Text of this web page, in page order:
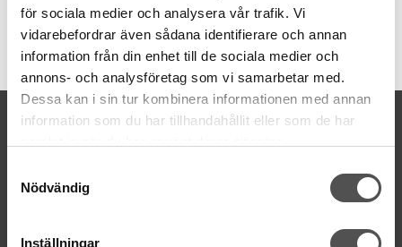
för sociala medier och analysera vår trafik. Vi
vidarebefordrar även sådana identifierare och annan
information från din enhet till de sociala medier och
annons- och analysföretag som vi samarbetar med.
Dessa kan i sin tur kombinera informationen med annan
information som du har tillhandahållit eller som de har
Nödvändig
Inställningar
Artikelnummer:
DMC117MC-647
KONTAKTA OSS
kontakt@symaskinsboden.se
Tel. 018-150525